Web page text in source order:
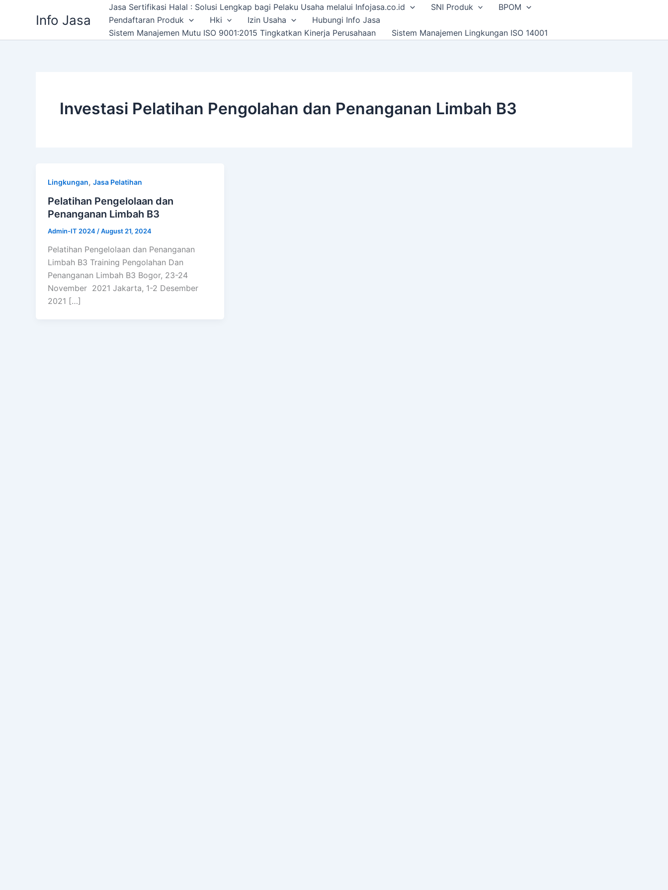
Info Jasa
Jasa Sertifikasi Halal : Solusi Lengkap bagi Pelaku Usaha melalui Infojasa.co.id SNI Produk
BPOM
Pendaftaran Produk
Hki Izin Usaha
Hubungi Info Jasa
Sistem Manajemen Mutu ISO 9001:2015 Tingkatkan Kinerja Perusahaan
Sistem Manajemen Lingkungan ISO 14001
Investasi Pelatihan Pengolahan dan Penanganan Limbah B3
Lingkungan, Jasa Pelatihan
Pelatihan Pengelolaan dan
Penanganan Limbah B3
Admin-IT 2024 /August 21, 2024
Pelatihan Pengelolaan dan Penanganan
Limbah B3 Training Pengolahan Dan
Penanganan Limbah B3 Bogor, 23-24
November 2021 Jakarta, 1-2 Desember
2021 […]